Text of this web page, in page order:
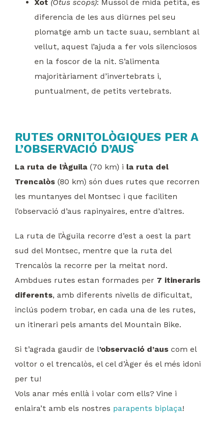
Xot (Otus scops): Mussol de mida petita, es
diferencia de les aus diürnes pel seu
plomatge amb un tacte suau, semblant al
vellut, aquest l’ajuda a fer vols silenciosos
en la foscor de la nit. S’alimenta
majoritàriament d’invertebrats i,
puntualment, de petits vertebrats.
RUTES ORNITOLÒGIQUES PER A
L’OBSERVACIÓ D’AUS
La ruta de l’Àguila(70 km) i la ruta del
Trencalòs(80 km) són dues rutes que recorren
les muntanyes del Montsec i que faciliten
l’observació d’aus rapinyaires, entre d’altres.
La ruta de l’Àguila recorre d’est a oest la part
sud del Montsec, mentre que la ruta del
Trencalòs la recorre per la meitat nord.
Ambdues rutes estan formades per 7 itineraris
diferents, amb diferents nivells de dificultat,
inclús podem trobar, en cada una de les rutes,
un itinerari pels amants del Mountain Bike.
Si t’agrada gaudir de l’observació d’auscom el
voltor o el trencalòs, el cel d’Àger és el més idoni
per tu!
Vols anar més enllà i volar com ells? Vine i
enlaira’t amb els nostres parapents biplaça!